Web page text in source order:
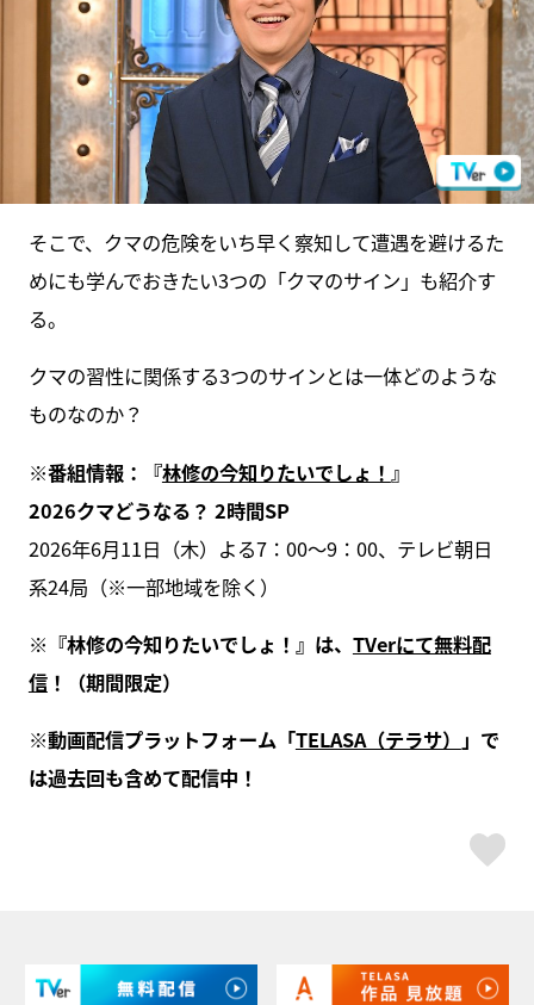
そこで、クマの危険をいち早く察知して遭遇を避けるた
めにも学んでおきたい3つの「クマのサイン」も紹介す
る。
クマの習性に関係する3つのサインとは一体どのような
ものなのか？
※番組情報：『林修の今知りたいでしょ！ 』
2026クマどうなる？ 2時間SP
2026年6月11日（木）よる7：00～9：00、テレビ朝日
系24局（※一部地域を除く）
※『林修の今知りたいでしょ！』は、 TVerにて無料配
信！（期間限定）
※動画配信プラットフォーム「TELASA（テラサ） 」で
は過去回も含めて配信中！